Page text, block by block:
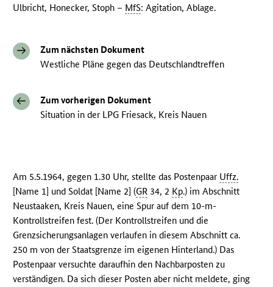
Ulbricht, Honecker, Stoph – MfS: Agitation, Ablage.
Zum nächsten Dokument
Westliche Pläne gegen das Deutschlandtreffen
Zum vorherigen Dokument
Situation in der LPG Friesack, Kreis Nauen
Am 5.5.1964, gegen 1.30 Uhr, stellte das Postenpaar Uffz.
[Name 1] und Soldat [Name 2] (GR 34, 2 Kp.) im Abschnitt
Neustaaken, Kreis Nauen, eine Spur auf dem 10-m-
Kontrollstreifen fest. (Der Kontrollstreifen und die
Grenzsicherungsanlagen verlaufen in diesem Abschnitt ca.
250 m von der Staatsgrenze im eigenen Hinterland.) Das
Postenpaar versuchte daraufhin den Nachbarposten zu
verständigen. Da sich dieser Posten aber nicht meldete, ging